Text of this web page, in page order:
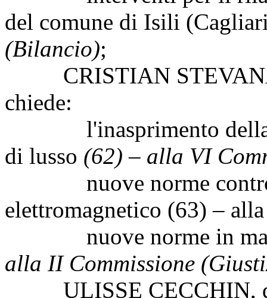
del comune di Isili
(Bilancio);
CRISTIAN
chiede:
l'inasprimento della
di lusso (62) – alla VI
nuove norme contro
elettromagnetico (63) –
nuove norme in
alla II Commissione
ULISSE CECCHIN,